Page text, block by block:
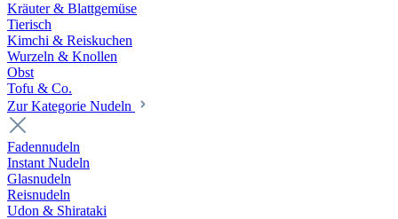
Kräuter & Blattgemüse
Tierisch
Kimchi & Reiskuchen
Wurzeln & Knollen
Obst
Tofu & Co.
Zur Kategorie Nudeln
Fadennudeln
Instant Nudeln
Glasnudeln
Reisnudeln
Udon & Shirataki